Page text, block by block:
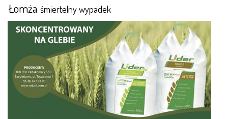
Łomża śmiertelny wypadek